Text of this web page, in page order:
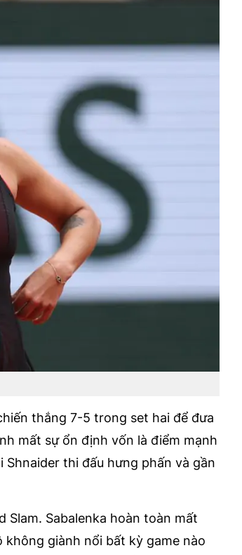
thắng 7-5 trong set hai để đưa
mất sự ổn định vốn là điểm mạnh
thi đấu hưng phấn và gần
Slam. Sabalenka hoàn toàn mất
giành nổi bất kỳ game nào